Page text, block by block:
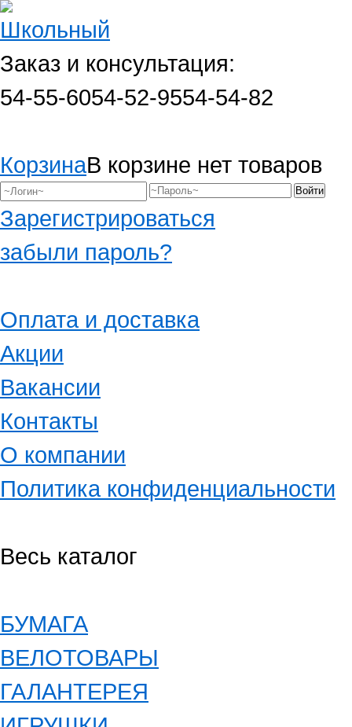
Заказ и консультация:
54-55-6054-52-9554-54-82
КорзинаВ корзине нет товаров
Зарегистрироваться
забыли пароль?
Оплата и доставка
Акции
Вакансии
Контакты
О компании
Политика конфиденциальности
Весь каталог
БУМАГА
ВЕЛОТОВАРЫ
ГАЛАНТЕРЕЯ